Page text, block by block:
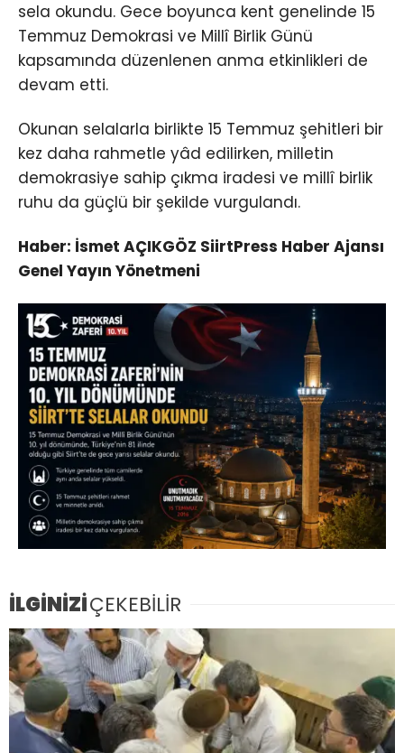
sela okundu. Gece boyunca kent genelinde 15
Temmuz Demokrasi ve Millî Birlik Günü
kapsamında düzenlenen anma etkinlikleri de
devam etti.
Okunan selalarla birlikte 15 Temmuz şehitleri bir
kez daha rahmetle yâd edilirken, milletin
demokrasiye sahip çıkma iradesi ve millî birlik
ruhu da güçlü bir şekilde vurgulandı.
Haber: İsmet AÇIKGÖZ SiirtPress Haber Ajansı
Genel Yayın Yönetmeni
İLGİNİZİÇEKEBİLİR